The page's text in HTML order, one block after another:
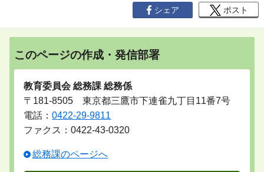
シェア ポスト
このページの作成・発信部署
教育委員会 総務課 総務係
〒181-8505 東京都三鷹市下連雀九丁目11番7号
電話：0422-29-9811
ファクス：0422-43-0320
総務課のページへ